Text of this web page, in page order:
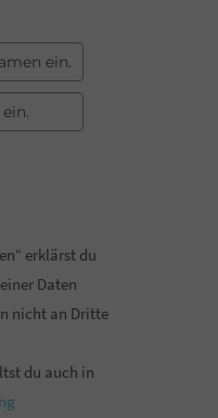
erklärst du
Daten
nicht an Dritte
du auch in